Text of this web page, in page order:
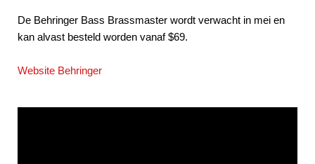
De Behringer Bass Brassmaster wordt verwacht in mei en
kan alvast besteld worden vanaf $69.
Website Behringer